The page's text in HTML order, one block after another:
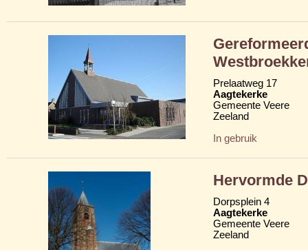
Prelaatweg 17
Aagtekerke
Gemeente Veere
Zeeland
In gebruik
Hervormde
Dorpsplein 4
Aagtekerke
Gemeente Veere
Zeeland